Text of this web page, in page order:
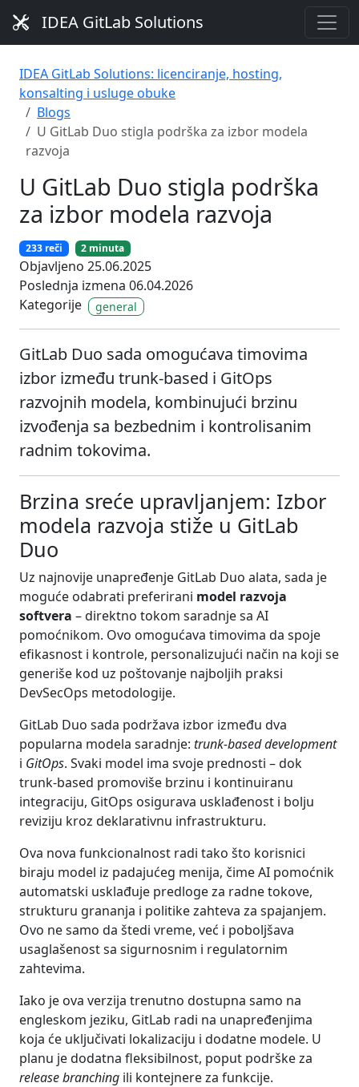
IDEA GitLab Solutions
IDEA GitLab Solutions: licenciranje, hosting,
konsalting i usluge obuke
Blogs
U GitLab Duo stigla podrška za izbor modela
razvoja
U GitLab Duo stigla podrška
za izbor modela razvoja
233 reči 2 minuta
Objavljeno 25.06.2025
Poslednja izmena 06.04.2026
Kategorije
general
GitLab Duo sada omogućava timovima
izbor između trunk-based i GitOps
razvojnih modela, kombinujući brzinu
izvođenja sa bezbednim i kontrolisanim
radnim tokovima.
Brzina sreće upravljanjem: Izbor
modela razvoja stiže u GitLab
Duo
Uz najnovije unapređenje GitLab Duo alata, sada je
moguće odabrati preferirani model razvoja
softvera – direktno tokom saradnje sa AI
pomoćnikom. Ovo omogućava timovima da spoje
efikasnost i kontrole, personalizujući način na koji se
generiše kod uz poštovanje najboljih praksi
DevSecOps metodologije.
GitLab Duo sada podržava izbor između dva
popularna modela saradnje: trunk-based development
i GitOps. Svaki model ima svoje prednosti – dok
trunk-based promoviše brzinu i kontinuiranu
integraciju, GitOps osigurava usklađenost i bolju
reviziju kroz deklarativnu infrastrukturu.
Ova nova funkcionalnost radi tako što korisnici
biraju model iz padajućeg menija, čime AI pomoćnik
automatski usklađuje predloge za radne tokove,
strukturu grananja i politike zahteva za spajanjem.
Ovo ne samo da štedi vreme, već i poboljšava
usaglašenost sa sigurnosnim i regulatornim
zahtevima.
Iako je ova verzija trenutno dostupna samo na
engleskom jeziku, GitLab radi na unapređenjima
koja će uključivati lokalizaciju i dodatne modele. U
planu je dodatna fleksibilnost, poput podrške za
release branching ili kontejnere za funkcije.